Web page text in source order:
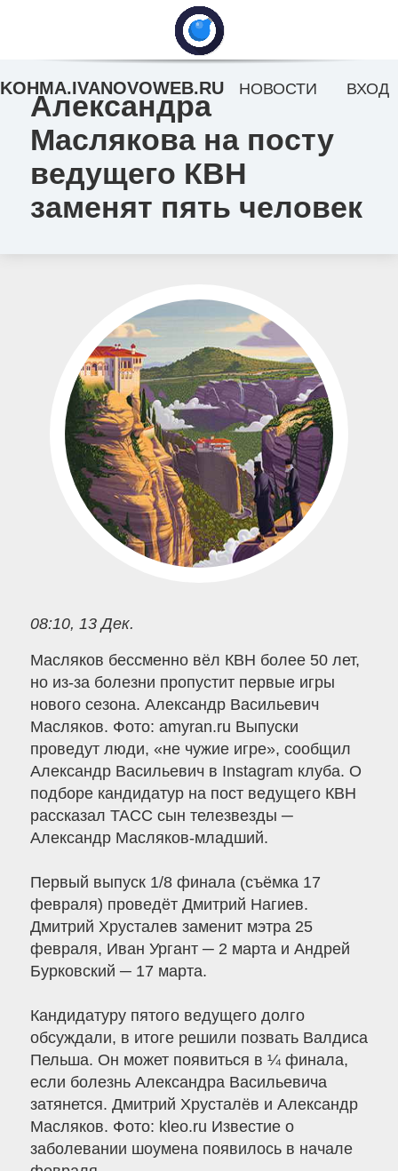
Александра
Маслякова на посту
ведущего КВН
заменят пять человек
08:10, 13 Дек.
Масляков бессменно вёл КВН более 50 лет,
но из-за болезни пропустит первые игры
нового сезона. Александр Васильевич
Масляков. Фото: amyran.ru Выпуски
проведут люди, «не чужие игре», сообщил
Александр Васильевич в Instagram клуба. О
подборе кандидатур на пост ведущего КВН
рассказал ТАСС сын телезвезды ─
Александр Масляков-младший.
Первый выпуск 1/8 финала (съёмка 17
февраля) проведёт Дмитрий Нагиев.
Дмитрий Хрусталев заменит мэтра 25
февраля, Иван Ургант ─ 2 марта и Андрей
Бурковский ─ 17 марта.
Кандидатуру пятого ведущего долго
обсуждали, в итоге решили позвать Валдиса
Пельша. Он может появиться в ¼ финала,
если болезнь Александра Васильевича
затянется. Дмитрий Хрусталёв и Александр
Масляков. Фото: kleo.ru Известие о
заболевании шоумена появилось в начале
KOHMA.IVANOVOWEB.RU НОВОСТИ ВХОД